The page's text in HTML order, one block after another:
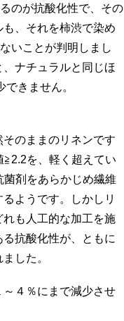
のが抗酸化性で、その
、それを柿渋で染め
いことが判明しまし
ナチュラルと同じほ
きません。
のままのリネンです
を、軽く超えてい
剤をあらかじめ繊維
ようです。しかしリ
も人工的な加工を施
抗酸化性が、ともに
した。
～４％にまで減少させ